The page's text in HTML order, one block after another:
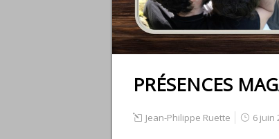
PRÉSENCES
Jean-Philippe Ruette 6 juin